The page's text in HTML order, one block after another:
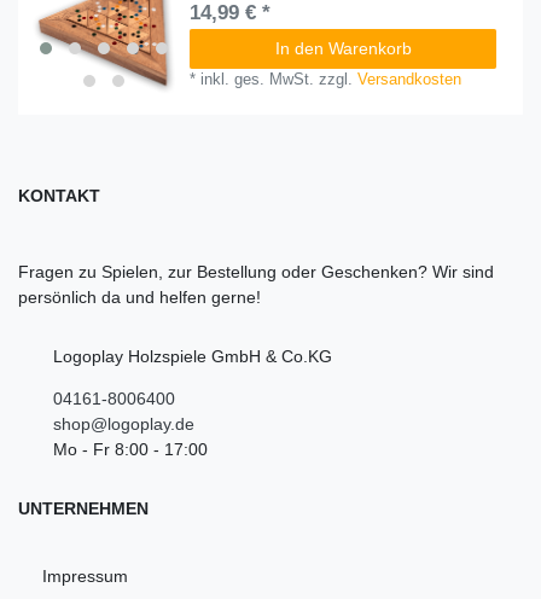
14,99 € *
In den Warenkorb
* inkl. ges. MwSt. zzgl.Versandkosten
KONTAKT
Fragen zu Spielen, zur Bestellung oder Geschenken? Wir sind
persönlich da und helfen gerne!
Logoplay Holzspiele GmbH & Co.KG
04161-8006400
shop@logoplay.de
Mo - Fr 8:00 - 17:00
UNTERNEHMEN
Impressum